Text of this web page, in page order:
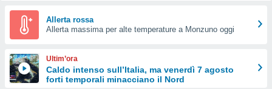
Web
le
Allerta rossa
Allerta massima per alte temperature a Monzuno oggi
Ultim’ora
Caldo intenso sull’Italia, ma venerdì 7 agosto
forti temporali minacciano il Nord